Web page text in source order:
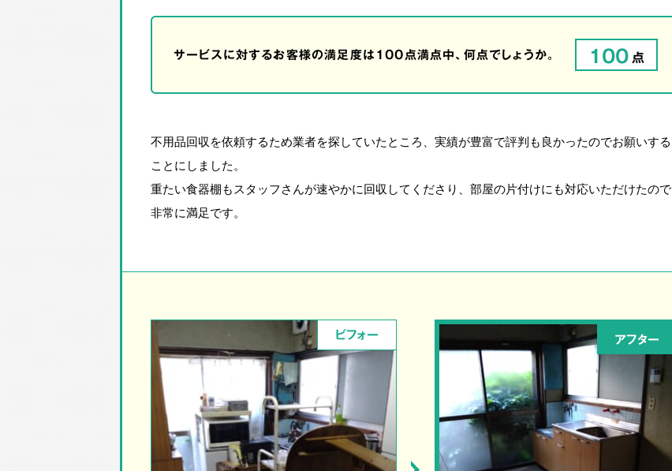
サービスに対するお客様の満足度は100点満点中、何点でしょうか。 100 点
不用品回収を依頼するため業者を探していたところ、実績が豊富で評判も良かったのでお願いする
ことにしました。
重たい食器棚もスタッフさんが速やかに回収してくださり、部屋の片付けにも対応いただけたので
非常に満足です。
ビフォー アフター